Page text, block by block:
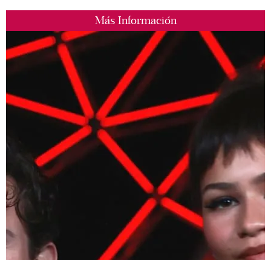
Más Información